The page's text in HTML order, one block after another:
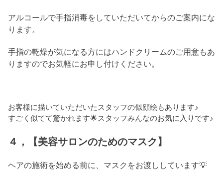
アルコールで手指消毒をしていただいてからのご案内にな
ります。
手指の乾燥が気になる方にはハンドクリームのご用意もあ
りますのでお気軽にお申し付けください。
お客様に描いていただいたスタッフの似顔絵もあります♪
すごく似てて驚かれます🌟スタッフみんなのお気に入りです♪
４，【美容サロンのためのマスク】
ヘアの施術を始める前に、マスクをお渡ししています💡